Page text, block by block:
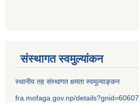
संस्थागत स्वमुल्यांकन
स्थानीय तह संस्थागत क्षमता स्वमूल्याङ्कन
fra.mofaga.gov.np/details?gnid=60607